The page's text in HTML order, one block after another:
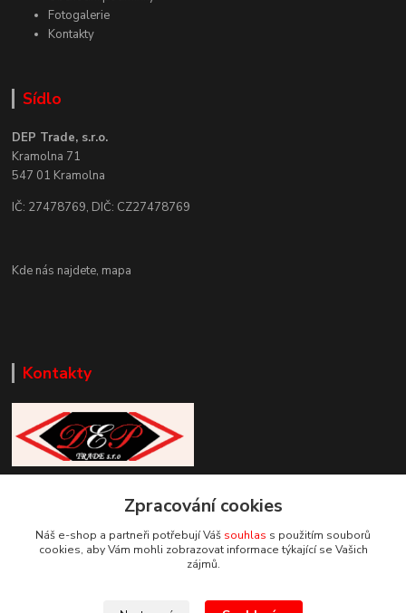
Fotogalerie
Kontakty
Sídlo
DEP Trade, s.r.o.
Kramolna 71
547 01 Kramolna
IČ: 27478769, DIČ: CZ27478769
Kde nás najdete, mapa
Kontakty
+420 777 085 857
info@deptrade.cz
Zpracování cookies
Náš e-shop a partneři potřebují Váš souhlas s použitím souborů
cookies, aby Vám mohli zobrazovat informace týkající se Vašich
zájmů.